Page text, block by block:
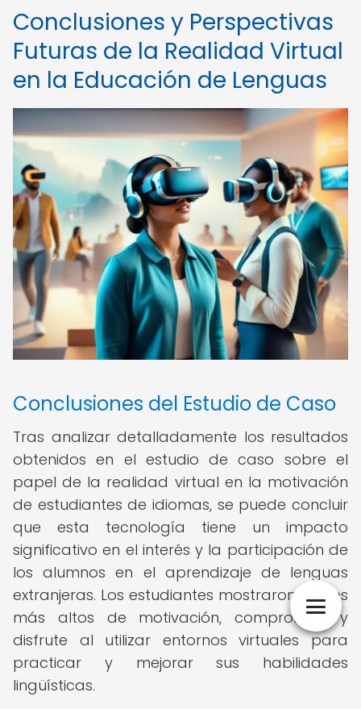
Conclusiones y Perspectivas
Futuras de la Realidad Virtual
en la Educación de Lenguas
Conclusiones del Estudio de Caso
Tras analizar detalladamente los resultados
obtenidos en el estudio de caso sobre el
papel de la realidad virtual en la motivación
de estudiantes de idiomas, se puede concluir
que esta tecnología tiene un impacto
significativo en el interés y la participación de
los alumnos en el aprendizaje de lenguas
extranjeras. Los estudiantes mostraron niveles
más altos de motivación, compromiso y
disfrute al utilizar entornos virtuales para
practicar y mejorar sus habilidades
lingüísticas.